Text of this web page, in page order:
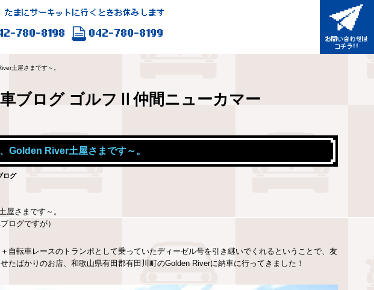
まにサーキットに行くときお休みします
780-8198 042-780-8199
土屋さまです～。
ブログ ゴルフⅡ仲間ニューカマー
Golden River土屋さまです～。
ログ
屋さまです～。
ログですが）
自転車レースのトランポとして乗っていたディーゼル号を引き継いでくれるということで、友
たばかりのお店、和歌山県有田郡有田川町のGolden Riverに納車に行ってきました！